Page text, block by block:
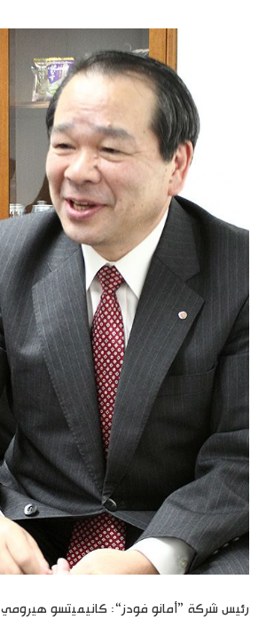
رئيس شركة ”أمانو فودز“: كانيميتسو هيرومي